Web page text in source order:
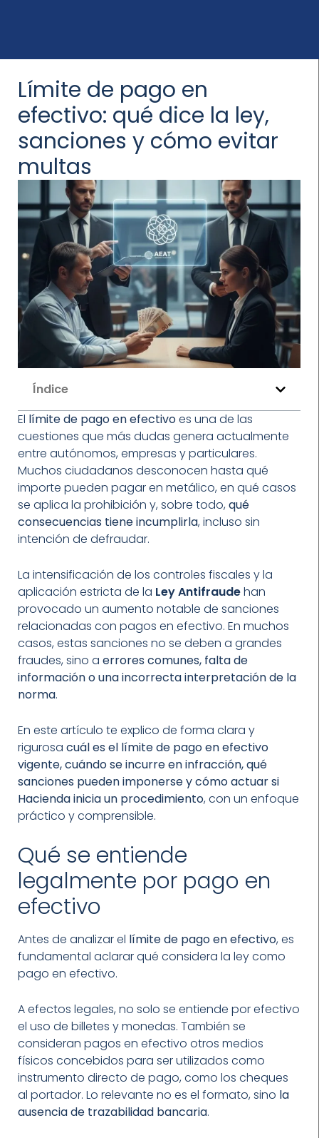
Límite de pago en
efectivo: qué dice la ley,
sanciones y cómo evitar
multas
Índice
El límite de pago en efectivoes una de las
cuestiones que más dudas genera actualmente
entre autónomos, empresas y particulares.
Muchos ciudadanos desconocen hasta qué
importe pueden pagar en metálico, en qué casos
se aplica la prohibición y, sobre todo,qué
consecuencias tiene incumplirla, incluso sin
intención de defraudar.
La intensificación de los controles fiscales y la
aplicación estricta de la Ley Antifraudehan
provocado un aumento notable de sanciones
relacionadas con pagos en efectivo. En muchos
casos, estas sanciones no se deben a grandes
fraudes, sino a errores comunes, falta de
información o una incorrecta interpretación de la
norma.
En este artículo te explico de forma clara y
rigurosa cuál es el límite de pago en efectivo
vigente, cuándo se incurre en infracción, qué
sanciones pueden imponerse y cómo actuar si
Hacienda inicia un procedimiento, con un enfoque
práctico y comprensible.
Qué se entiende
legalmente por pago en
efectivo
Antes de analizar el límite de pago en efectivo, es
fundamental aclarar qué considera la ley como
pago en efectivo.
A efectos legales, no solo se entiende por efectivo
el uso de billetes y monedas. También se
consideran pagos en efectivo otros medios
físicos concebidos para ser utilizados como
instrumento directo de pago, como los cheques
al portador. Lo relevante no es el formato, sino la
ausencia de trazabilidad bancaria.